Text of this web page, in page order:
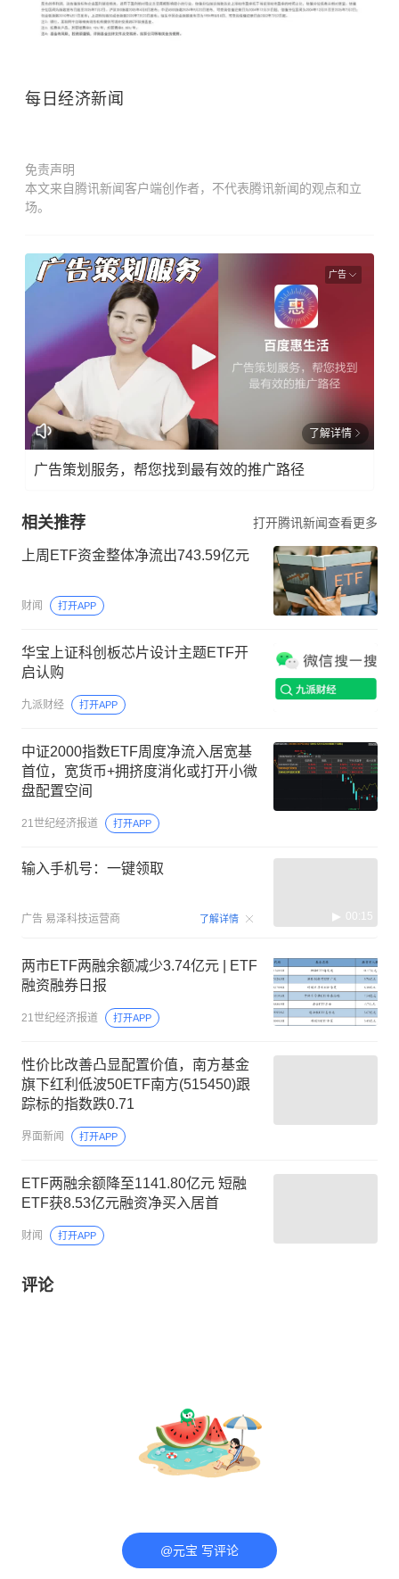
每日经济新闻
免责声明
本文来自腾讯新闻客户端创作者，不代表腾讯新闻的观点和立
场。
广告
了解详情
广告策划服务，帮您找到最有效的推广路径
相关推荐 打开腾讯新闻查看更多
上周ETF资金整体净流出743.59亿元
财闻 打开APP
华宝上证科创板芯片设计主题ETF开
启认购
九派财经 打开APP
中证2000指数ETF周度净流入居宽基
首位，宽货币+拥挤度消化或打开小微
盘配置空间
21世纪经济报道 打开APP
输入手机号：一键领取
广告 易泽科技运营商 了解详情 00:15
两市ETF两融余额减少3.74亿元 | ETF
融资融券日报
21世纪经济报道 打开APP
性价比改善凸显配置价值，南方基金
旗下红利低波50ETF南方(515450)跟
踪标的指数跌0.71
界面新闻 打开APP
ETF两融余额降至1141.80亿元 短融
ETF获8.53亿元融资净买入居首
财闻 打开APP
评论
@元宝 写评论